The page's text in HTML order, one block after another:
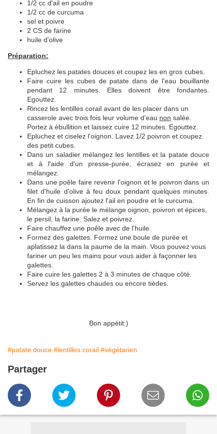
1/2 cc d'ail en poudre
1/2 cc de curcuma
sel et poivre
2 CS de farine
huile d'olive
Préparation:
Epluchez les patates douces et coupez les en gros cubes.
Faire cuire les cubes de patate dans de l'eau bouillante
pendant 12 minutes. Elles doivent être fondantes.
Egouttez.
Rincez les lentilles corail avant de les placer dans un
casserole avec trois fois leur volume d'eau non salée.
Portez à ébullition et laissez cuire 12 minutes. Egouttez.
Epluchez et ciselez l'oignon. Lavez 1/2 poivron et coupez
des petit cubes.
Dans un saladier mélangez les lentilles et la patate douce
et à l'aide d'un presse-purée, écrasez en purée et
mélangez.
Dans une poêle faire revenir l'oignon et le poivron dans un
filet d'huile d'olive à feu doux pendant quelques minutes.
En fin de cuisson ajoutez l'ail en poudre et le curcuma.
Mélangez à la purée le mélange oignon, poivron et épices,
le persil, la farine. Salez et poivrez.
Faire chauffez une poêle avec de l'huile.
Formez des galettes. Formez une boule de purée et
aplatissez la dans la paume de la main. Vous pouvez vous
fariner un peu les mains pour vous aider à façonner les
galettes.
Faire cuire les galettes 2 à 3 minutes de chaque côté.
Servez les galettes chaudes ou encore tièdes.
Bon appétit:)
#patate douce #lentilles corail #végétarien
Partager